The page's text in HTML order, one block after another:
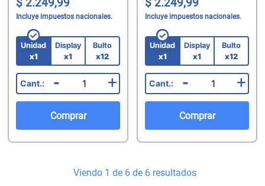
2.249,99
Incluye impuestos nacionales.
Unidad
x1
Display
x1
Bulto
x12
- +
Comprar
2.249,99
Incluye impuestos nacionales.
Unidad
x1
Display
x1
Bulto
x12
- +
Comprar
Viendo 1 de 6 de 6 resultados